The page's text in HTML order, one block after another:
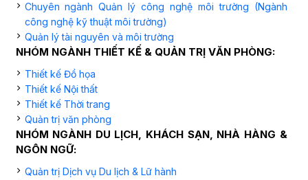
Chuyên ngành Quản lý công nghệ môi trường (Ngành
công nghệ kỹ thuật môi trường)
Quản lý tài nguyên và môi trường
NHÓM NGÀNH THIẾT KẾ & QUẢN TRỊ VĂN PHÒNG:
Thiết kế Đồ họa
Thiết kế Nội thất
Thiết kế Thời trang
Quản trị văn phòng
NHÓM NGÀNH DU LỊCH, KHÁCH SẠN, NHÀ HÀNG &
NGÔN NGỮ:
Quản trị Dịch vụ Du lịch & Lữ hành